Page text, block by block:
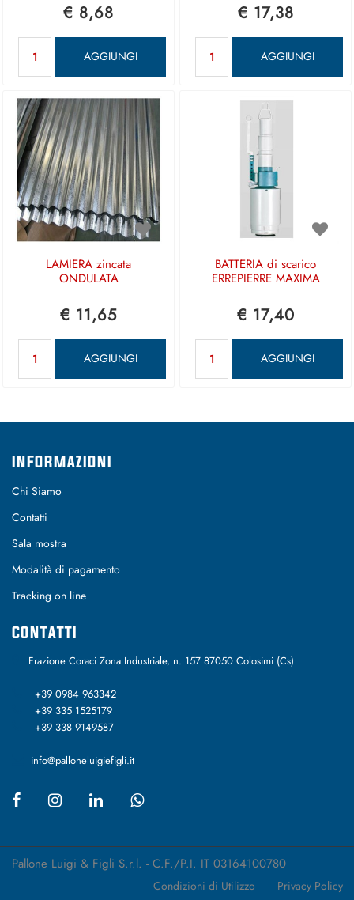
€ 8,68
AGGIUNGI
€ 17,38
AGGIUNGI
LAMIERA zincata
ONDULATA
€ 11,65
AGGIUNGI
BATTERIA di scarico
ERREPIERRE MAXIMA
€ 17,40
AGGIUNGI
INFORMAZIONI
Chi Siamo
Contatti
Sala mostra
Modalità di pagamento
Tracking on line
CONTATTI
Frazione Coraci Zona Industriale, n. 157 87050 Colosimi (Cs)
+39 0984 963342
+39 335 1525179
+39 338 9149587
info@palloneluigiefigli.it
Pallone Luigi & Figli S.r.l. - C.F./P.I. IT 03164100780
Condizioni di Utilizzo Privacy Policy